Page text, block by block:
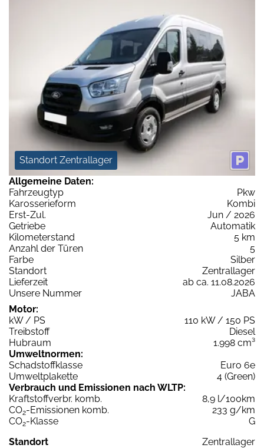
Standort Zentrallager
Allgemeine Daten:
Fahrzeugtyp
Pkw
Karosserieform
Kombi
Erst-Zul.
Jun / 2026
Getriebe
Automatik
Kilometerstand
5 km
Anzahl der Türen
5
Farbe
Silber
Standort
Zentrallager
Lieferzeit
ab ca. 11.08.2026
Unsere Nummer
JABA
Motor:
kW / PS
110 kW / 150 PS
Treibstoff
Diesel
Hubraum
1.998 cm³
Umweltnormen:
Schadstoffklasse
Euro 6e
Umweltplakette
4 (Green)
Verbrauch und Emissionen nach WLTP:
Kraftstoffverbr. komb.
8,9 l/100km
CO2-Emissionen komb.
233 g/km
CO2-Klasse
G
Standort
Zentrallager